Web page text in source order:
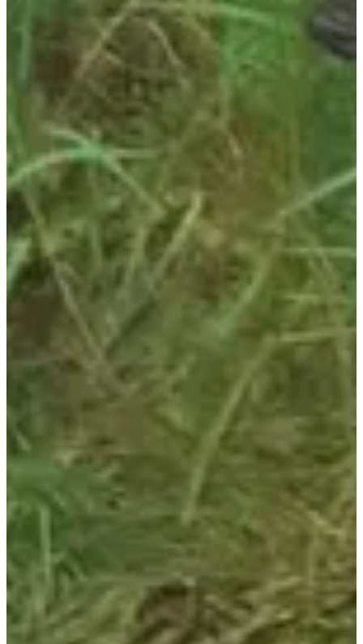
Trail
Trail découverte
Pas encore communiquées
Plus d'info
Plus d'info
Organisateur
Voir le site web Voir la page Facebook
Choisir une Course
Trail le bambi 1 km Date à confirmer
Plus d'info
Plus d'info
Trail le faon 2 km Date à confirmer